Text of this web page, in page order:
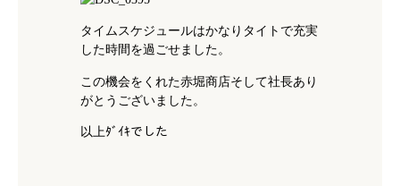
タイムスケジュールはかなりタイトで充実
した時間を過ごせました。
この機会をくれた赤堀商店そして社長あり
がとうございました。
以上ﾀﾞｲｷでした